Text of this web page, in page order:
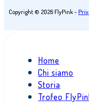
Copyright © 2026 FlyPink -
Home
Chi siamo
Storia
Trofeo